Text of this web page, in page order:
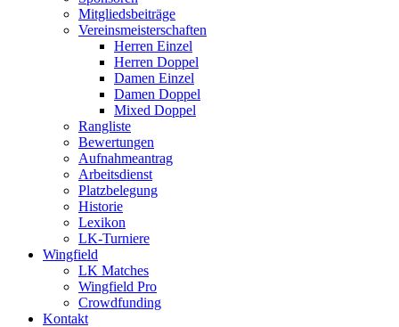
Mitgliedsbeiträge
Vereinsmeisterschaften
Herren Einzel
Herren Doppel
Damen Einzel
Damen Doppel
Mixed Doppel
Rangliste
Bewertungen
Aufnahmeantrag
Arbeitsdienst
Platzbelegung
Historie
Lexikon
LK-Turniere
Wingfield
LK Matches
Wingfield Pro
Crowdfunding
Kontakt